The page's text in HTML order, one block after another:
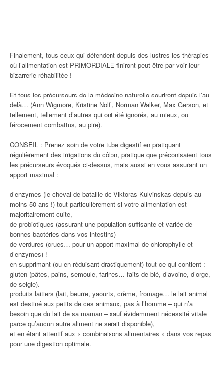
Finalement, tous ceux qui défendent depuis des lustres les thérapies
où l’alimentation est PRIMORDIALE finiront peut-être par voir leur
bizarrerie réhabilitée !
Et tous les précurseurs de la médecine naturelle souriront depuis l’au-
delà… (Ann Wigmore, Kristine Nolfi, Norman Walker, Max Gerson, et
tellement, tellement d’autres qui ont été ignorés, au mieux, ou
férocement combattus, au pire).
CONSEIL : Prenez soin de votre tube digestif en pratiquant
régulièrement des irrigations du côlon, pratique que préconisaient tous
les précurseurs évoqués ci-dessus, mais aussi en vous assurant un
apport maximal :
d’enzymes (le cheval de bataille de Viktoras Kulvinskas depuis au
moins 50 ans !) tout particulièrement si votre alimentation est
majoritairement cuite,
de probiotiques (assurant une population suffisante et variée de
bonnes bactéries dans vos intestins)
de verdures (crues… pour un apport maximal de chlorophylle et
d’enzymes) !
en supprimant (ou en réduisant drastiquement) tout ce qui contient :
gluten (pâtes, pains, semoule, farines… faits de blé, d’avoine, d’orge,
de seigle),
produits laitiers (lait, beurre, yaourts, crème, fromage… le lait animal
est destiné aux petits de ces animaux, pas à l’homme – qui n’a
besoin que du lait de sa maman – sauf évidemment nécessité vitale
parce qu’aucun autre aliment ne serait disponible),
et en étant attentif aux « combinaisons alimentaires » dans vos repas
pour une digestion optimale.